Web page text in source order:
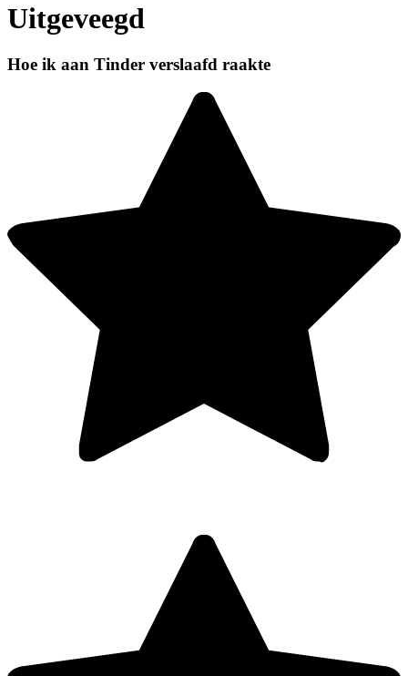
Uitgeveegd
Hoe ik aan Tinder verslaafd raakte